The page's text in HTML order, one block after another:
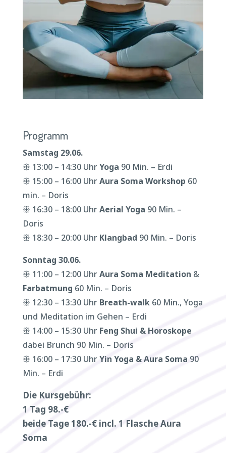
Programm
Samstag 29.06.
ꕥ 13:00 – 14:30 UhrYoga 90 Min. – Erdi
ꕥ 15:00 – 16:00 UhrAura Soma Workshop 60
min. – Doris
ꕥ 16:30 – 18:00 UhrAerial Yoga 90 Min. –
Doris
ꕥ 18:30 – 20:00 Uhr Klangbad 90 Min. – Doris
Sonntag 30.06.
ꕥ 11:00 – 12:00 UhrAura Soma Meditation &
Farbatmung 60 Min. – Doris
ꕥ 12:30 – 13:30 Uhr Breath-walk60 Min., Yoga
und Meditation im Gehen – Erdi
ꕥ 14:00 – 15:30 Uhr Feng Shui & Horoskope
dabei Brunch 90 Min. – Doris
ꕥ 16:00 – 17:30 UhrYin Yoga & Aura Soma 90
Min. – Erdi
Die Kursgebühr:
1 Tag 98.-€
beide Tage 180.-€ incl. 1 Flasche Aura
Soma